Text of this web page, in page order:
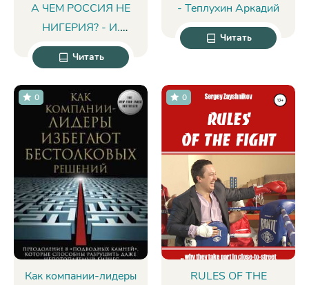
А ЧЕМ РОССИЯ НЕ
НИГЕРИЯ? - И.
СМИРНОВ
Читать
- Теплухин Аркадий
Читать
Как компании-лидеры
0
RULES OF THE
0